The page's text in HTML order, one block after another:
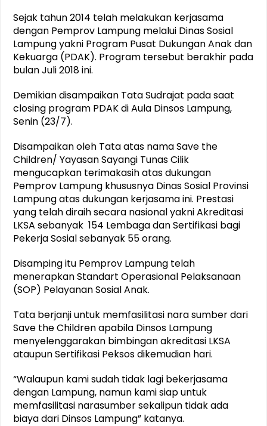
Sejak tahun 2014 telah melakukan kerjasama
dengan Pemprov Lampung melalui Dinas Sosial
Lampung yakni Program Pusat Dukungan Anak dan
Kekuarga (PDAK). Program tersebut berakhir pada
bulan Juli 2018 ini.
Demikian disampaikan Tata Sudrajat pada saat
closing program PDAK di Aula Dinsos Lampung,
Senin (23/7).
Disampaikan oleh Tata atas nama Save the
Children/ Yayasan Sayangi Tunas Cilik
mengucapkan terimakasih atas dukungan
Pemprov Lampung khususnya Dinas Sosial Provinsi
Lampung atas dukungan kerjasama ini. Prestasi
yang telah diraih secara nasional yakni Akreditasi
LKSA sebanyak 154 Lembaga dan Sertifikasi bagi
Pekerja Sosial sebanyak 55 orang.
Disamping itu Pemprov Lampung telah
menerapkan Standart Operasional Pelaksanaan
(SOP) Pelayanan Sosial Anak.
Tata berjanji untuk memfasilitasi nara sumber dari
Save the Children apabila Dinsos Lampung
menyelenggarakan bimbingan akreditasi LKSA
ataupun Sertifikasi Peksos dikemudian hari.
“Walaupun kami sudah tidak lagi bekerjasama
dengan Lampung, namun kami siap untuk
memfasilitasi narasumber sekalipun tidak ada
biaya dari Dinsos Lampung” katanya.